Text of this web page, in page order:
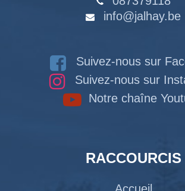
info@jalhay.be
Suivez-nous sur
Suivez-nous sur
Notre chaîne
RACCOURCIS
Accueil